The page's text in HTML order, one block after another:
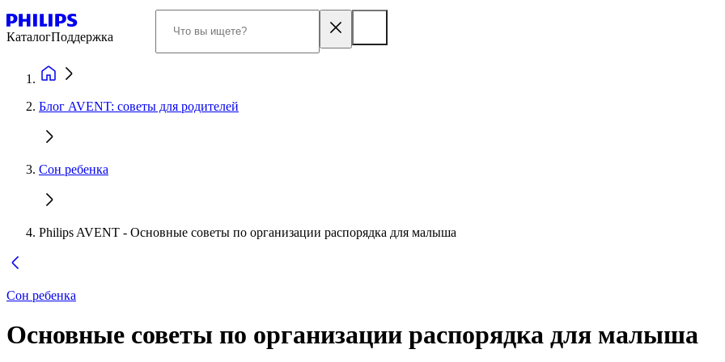
КаталогПоддержка
Блог AVENT: советы для родителей
Сон ребенка
Philips AVENT - Основные советы по организации распорядка для малыша
Сон ребенка
Основные советы по организации распорядка для малыша